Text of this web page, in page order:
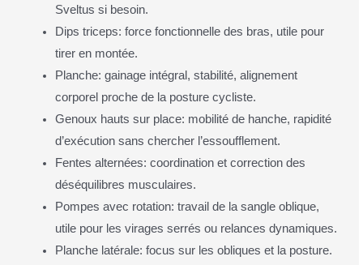
Sveltus si besoin.
Dips triceps: force fonctionnelle des bras, utile pour
tirer en montée.
Planche: gainage intégral, stabilité, alignement
corporel proche de la posture cycliste.
Genoux hauts sur place: mobilité de hanche, rapidité
d’exécution sans chercher l’essoufflement.
Fentes alternées: coordination et correction des
déséquilibres musculaires.
Pompes avec rotation: travail de la sangle oblique,
utile pour les virages serrés ou relances dynamiques.
Planche latérale: focus sur les obliques et la posture.